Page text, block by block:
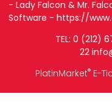
- Lady Falcon & Mr.
Software - https://
TEL: 0 (212)
22 info
PlatinMarket® E-